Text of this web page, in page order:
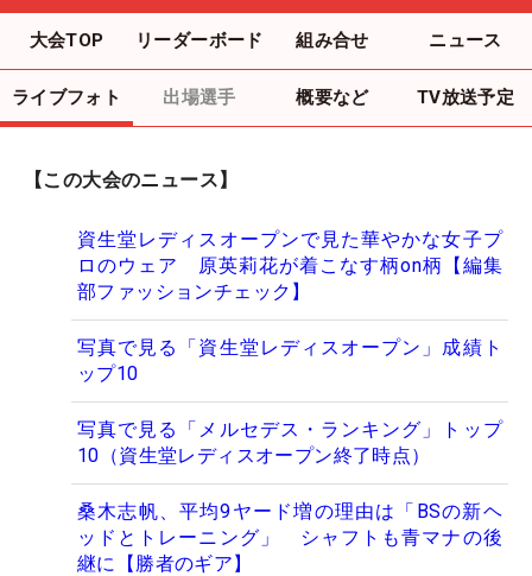
大会TOP リーダーボード 組み合せ ニュース
ライブフォト 出場選手 概要など TV放送予定
【この大会のニュース】
資生堂レディスオープンで見た華やかな女子プ
ロのウェア 原英莉花が着こなす柄on柄【編集
部ファッションチェック】
写真で見る「資生堂レディスオープン」成績ト
ップ10
写真で見る「メルセデス・ランキング」トップ
10（資生堂レディスオープン終了時点）
桑木志帆、平均9ヤード増の理由は「BSの新ヘ
ッドとトレーニング」 シャフトも青マナの後
継に【勝者のギア】